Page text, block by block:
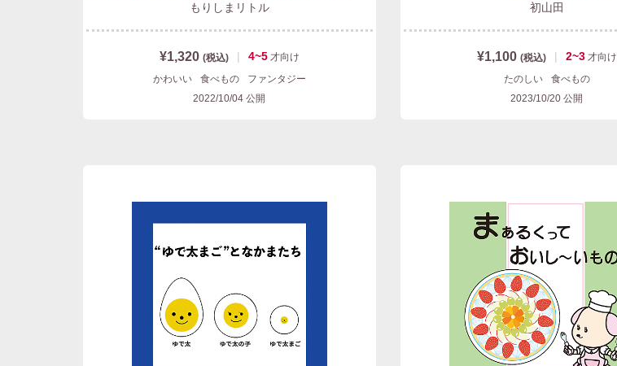
もりしまリトル
¥1,320 (税込) | 4~5 才向け
かわいい
食べもの
ファンタジー
2022/10/04 公開
初山田
¥1,100 (税込) | 2~3 才向け
たのしい
食べもの
2023/10/20 公開